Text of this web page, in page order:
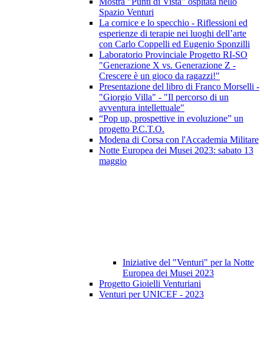
Spazio Venturi
La cornice e lo specchio - Riflessioni ed
esperienze di terapie nei luoghi dell’arte
con Carlo Coppelli ed Eugenio Sponzilli
Laboratorio Provinciale Progetto RI-SO
"Generazione X vs. Generazione Z -
Crescere è un gioco da ragazzi!"
Presentazione del libro di Franco Morselli -
"Giorgio Villa" - "Il percorso di un
avventura intellettuale"
“Pop up, prospettive in evoluzione” un
progetto P.C.T.O.
Modena di Corsa con l'Accademia Militare
Notte Europea dei Musei 2023: sabato 13
maggio
Iniziative del "Venturi" per la Notte
Europea dei Musei 2023
Progetto Gioielli Venturiani
Venturi per UNICEF - 2023